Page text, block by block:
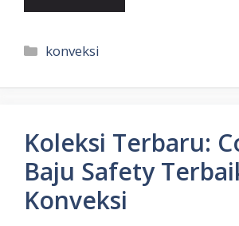
Kategori
konveksi
Koleksi Terbaru:
Baju Safety
Konveksi